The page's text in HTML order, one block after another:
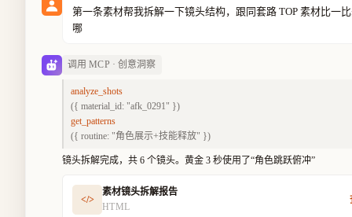
第一条素材帮我拆解一下镜头结构，跟同套路 TOP 素材比一
哪
调用 MCP · 创意洞察
analyze_shots
({ material_id: "afk_0291" })
get_patterns
({ routine: "角色展示+技能释放" })
镜头拆解完成，共 6 个镜头。黄金 3 秒使用了“角色跳跃俯冲”
</>
素材镜头拆解报告
HTML